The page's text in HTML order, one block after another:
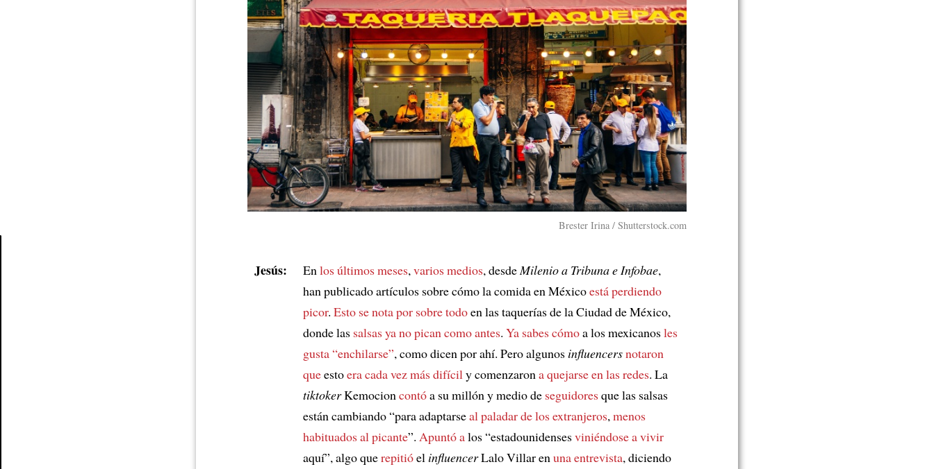
Brester Irina / Shutterstock.com
Jesús: Enlos últimos meses,varios medios, desdeMilenio a Tribuna e Infobae,
han publicado artículos sobre cómo la comida en Méxicoestá perdiendo
picor. Esto se nota por sobre todoen las taquerías de la Ciudad de México,
donde las salsasya no pican como antes. Ya sabes cómoa los mexicanosles
gusta “enchilarse”, como dicen por ahí. Pero algunos influencersnotaron
queestoera cada vez más difícily comenzarona quejarse en las redes. La
tiktokerKemocioncontóa su millón y medio de seguidoresque las salsas
están cambiando “para adaptarseal paladar de los extranjeros,menos
habituados al picante”. Apuntó alos “estadounidensesviniéndose a vivir
aquí”, algo querepitióel influencerLalo Villar enuna entrevista, diciendo